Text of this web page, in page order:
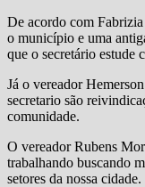
De acordo com
o município e uma
que o secretário estude
Já o vereador
secretario são
comunidade.
O vereador Rubens
trabalhando buscando
setores da nossa cidade.